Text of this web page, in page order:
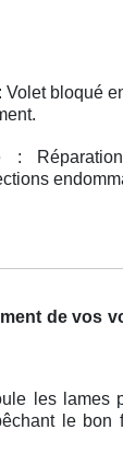
Volet bloqué
:
de vos
les lames
le bon